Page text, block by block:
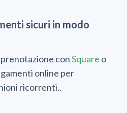
sicuri in modo
conSquare o
online per
ricorrenti..